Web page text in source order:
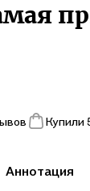
Купили
Аннотация